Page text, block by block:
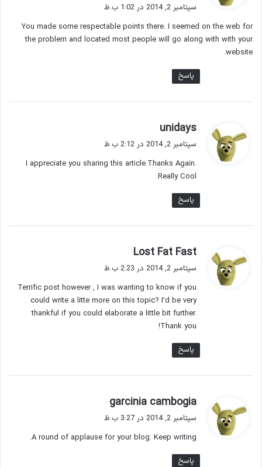
:
سپتامبر 2, 2014 در 1:02 ب.ظ
You made some respectable points there. I seemed on the web for
the problem and located most people will go along with with your
website.
پاسخ
unidays
ف
:
سپتامبر 2, 2014 در 2:12 ب.ظ
I appreciate you sharing this article.Thanks Again.
Really Cool.
پاسخ
Lost Fat Fast
ف
:
سپتامبر 2, 2014 در 2:23 ب.ظ
Terrific post however , I was wanting to know if you
could write a litte more on this topic? I’d be very
thankful if you could elaborate a little bit further.
Thank you!
پاسخ
garcinia cambogia
ف
:
سپتامبر 2, 2014 در 3:27 ب.ظ
A round of applause for your blog. Keep writing.
پاسخ